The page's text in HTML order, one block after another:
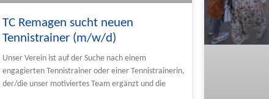
TC Remagen sucht neuen
Tennistrainer (m/w/d)
Unser Verein ist auf der Suche nach einem
engagierten Tennistrainer oder einer Tennistrainerin,
der/die unser motiviertes Team ergänzt und die